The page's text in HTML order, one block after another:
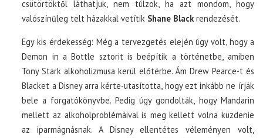
csütörtöktől láthatjuk, nem túlzok, ha azt mondom, hogy
valószínűleg telt házakkal vetítik Shane Black rendezését.
Egy kis érdekesség: Még a tervezgetés elején úgy volt, hogy a
Demon in a Bottle sztorit is beépítik a történetbe, amiben
Tony Stark alkoholizmusa kerül előtérbe. Ám Drew Pearce-t és
Blacket a Disney arra kérte-utasította, hogy ezt inkább ne írják
bele a forgatókönyvbe. Pedig úgy gondolták, hogy Mandarin
mellett az alkoholproblémáival is meg kellett volna küzdenie
az iparmágnásnak. A Disney ellentétes véleményen volt,